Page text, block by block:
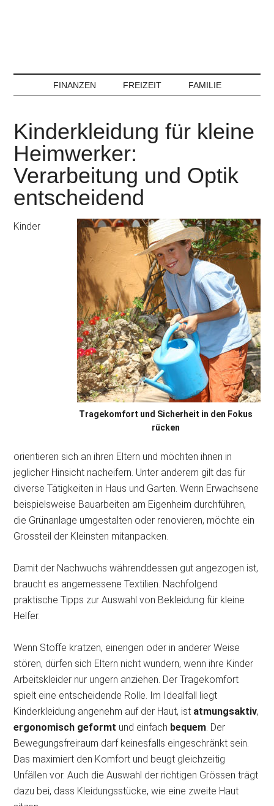
FINANZEN FREIZEIT FAMILIE
Kinderkleidung für kleine
Heimwerker:
Verarbeitung und Optik
entscheidend
Tragekomfort und Sicherheit in den Fokus
rücken
Kinder
orientieren sich an ihren Eltern und möchten ihnen in
jeglicher Hinsicht nacheifern. Unter anderem gilt das für
diverse Tätigkeiten in Haus und Garten. Wenn Erwachsene
beispielsweise Bauarbeiten am Eigenheim durchführen,
die Grünanlage umgestalten oder renovieren, möchte ein
Grossteil der Kleinsten mitanpacken.
Damit der Nachwuchs währenddessen gut angezogen ist,
braucht es angemessene Textilien. Nachfolgend
praktische Tipps zur Auswahl von Bekleidung für kleine
Helfer.
Wenn Stoffe kratzen, einengen oder in anderer Weise
stören, dürfen sich Eltern nicht wundern, wenn ihre Kinder
Arbeitskleider nur ungern anziehen. Der Tragekomfort
spielt eine entscheidende Rolle. Im Idealfall liegt
Kinderkleidung angenehm auf der Haut, ist atmungsaktiv,
ergonomisch geformt und einfach bequem. Der
Bewegungsfreiraum darf keinesfalls eingeschränkt sein.
Das maximiert den Komfort und beugt gleichzeitig
Unfällen vor. Auch die Auswahl der richtigen Grössen trägt
dazu bei, dass Kleidungsstücke, wie eine zweite Haut